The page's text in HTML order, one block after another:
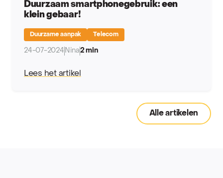
Duurzaam smartphonegebruik: een
klein gebaar!
Duurzame aanpak Telecom
24-07-2024 Nina2 min
Lees het artikel
Alle artikelen